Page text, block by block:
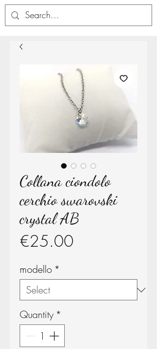
Collana ciondolo
cerchio swarovski
crystal AB
€25.00
modello *
Quantity *